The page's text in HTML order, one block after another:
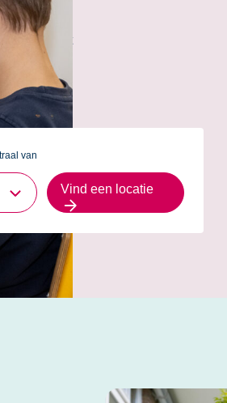
even
met
van
Vind een locatie